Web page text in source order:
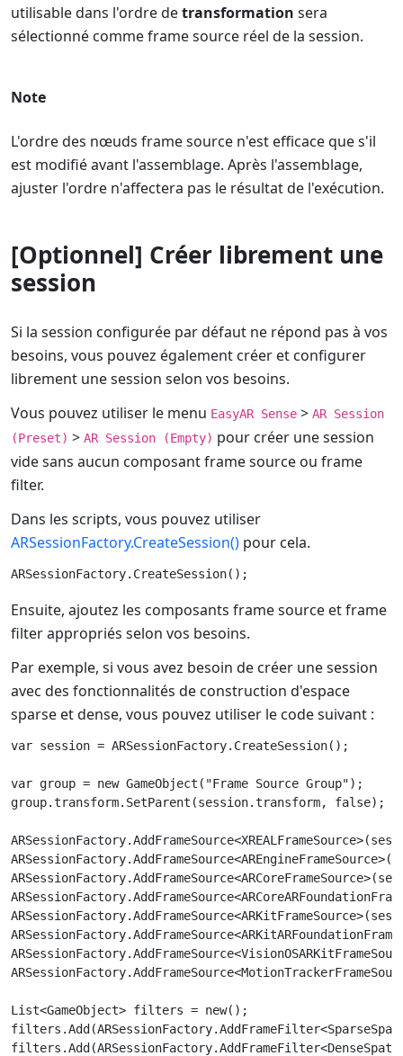
utilisable dans l'ordre detransformation sera
sélectionné comme frame source réel de la session.
Note
L'ordre des nœuds frame source n'est efficace que s'il
est modifié avant l'assemblage. Après l'assemblage,
ajuster l'ordre n'affectera pas le résultat de l'exécution.
[Optionnel] Créer librement une
session
Si la session configurée par défaut ne répond pas à vos
besoins, vous pouvez également créer et configurer
librement une session selon vos besoins.
Vous pouvez utiliser le menu EasyAR Sense > AR Session
(Preset) > AR Session (Empty) pour créer une session
vide sans aucun composant frame source ou frame
filter.
Dans les scripts, vous pouvez utiliser
ARSessionFactory.CreateSession() pour cela.
Ensuite, ajoutez les composants frame source et frame
filter appropriés selon vos besoins.
Par exemple, si vous avez besoin de créer une session
avec des fonctionnalités de construction d'espace
sparse et dense, vous pouvez utiliser le code suivant :
var session = ARSessionFactory.CreateSession();
var group = new GameObject("Frame Source Group");
group.transform.SetParent(session.transform, false);
List<GameObject> filters = new();